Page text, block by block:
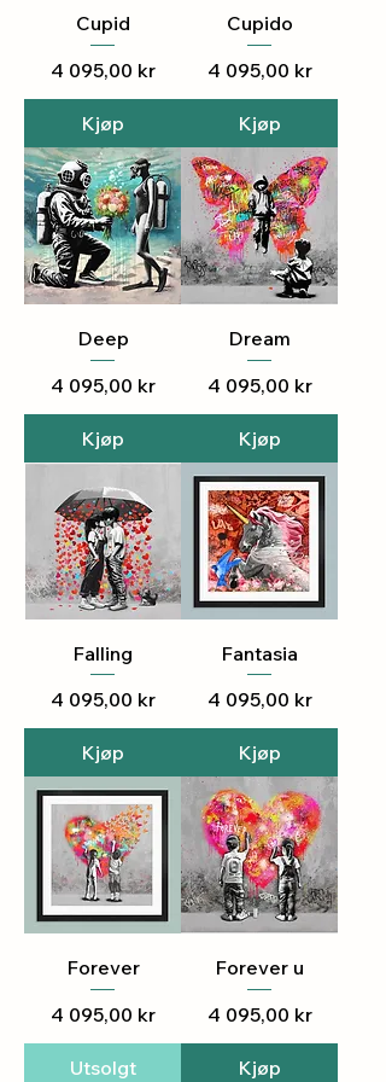
Cupid
Pris
4 095,00 kr
Kjøp
Cupido
Pris
4 095,00 kr
Kjøp
Deep
Pris
4 095,00 kr
Kjøp
Dream
Pris
4 095,00 kr
Kjøp
Falling
Pris
4 095,00 kr
Kjøp
Fantasia
Pris
4 095,00 kr
Kjøp
Forever
Pris
4 095,00 kr
Utsolgt
Forever u
Pris
4 095,00 kr
Kjøp